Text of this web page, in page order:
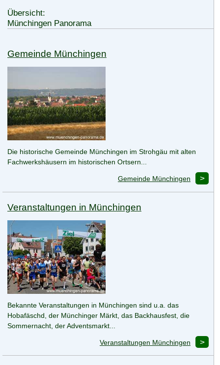
Übersicht:
Münchingen Panorama
Gemeinde Münchingen
Die historische Gemeinde Münchingen im Strohgäu mit alten
Fachwerkshäusern im historischen Ortsern...
Gemeinde Münchingen
Veranstaltungen in Münchingen
Bekannte Veranstaltungen in Münchingen sind u.a. das
Hobafäschd, der Münchinger Märkt, das Backhausfest, die
Sommernacht, der Adventsmarkt...
Veranstaltungen Münchingen